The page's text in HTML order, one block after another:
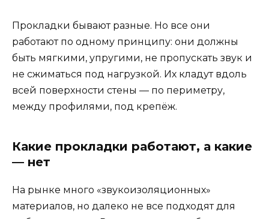
Прокладки бывают разные. Но все они
работают по одному принципу: они должны
быть мягкими, упругими, не пропускать звук и
не сжиматься под нагрузкой. Их кладут вдоль
всей поверхности стены — по периметру,
между профилями, под крепёж.
Какие прокладки работают, а какие
— нет
На рынке много «звукоизоляционных»
материалов, но далеко не все подходят для